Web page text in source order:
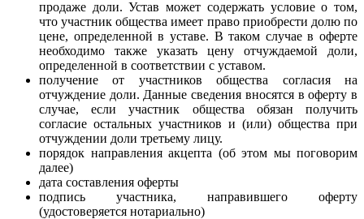
продаже доли. Устав может содержать условие о том,
что участник общества имеет право приобрести долю по
цене, определенной в уставе. В таком случае в оферте
необходимо также указать цену отчуждаемой доли,
определенной в соответствии с уставом.
получение от участников общества согласия на
отчуждение доли. Данные сведения вносятся в оферту в
случае, если участник общества обязан получить
согласие остальных участников и (или) общества при
отчуждении доли третьему лицу.
порядок направления акцепта (об этом мы поговорим
далее)
дата составления оферты
подпись участника, направившего оферту
(удостоверяется нотариально)